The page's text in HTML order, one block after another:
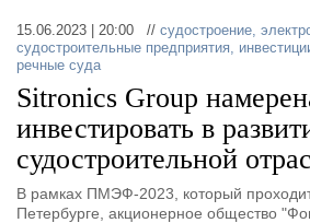
15.06.2023 | 20:00 // судостроение,
судостроительные предприятия,
речные суда
Sitronics Group
инвестировать в
судостроительной
В рамках ПМЭФ-2023, который
Петербурге, акционерное общество